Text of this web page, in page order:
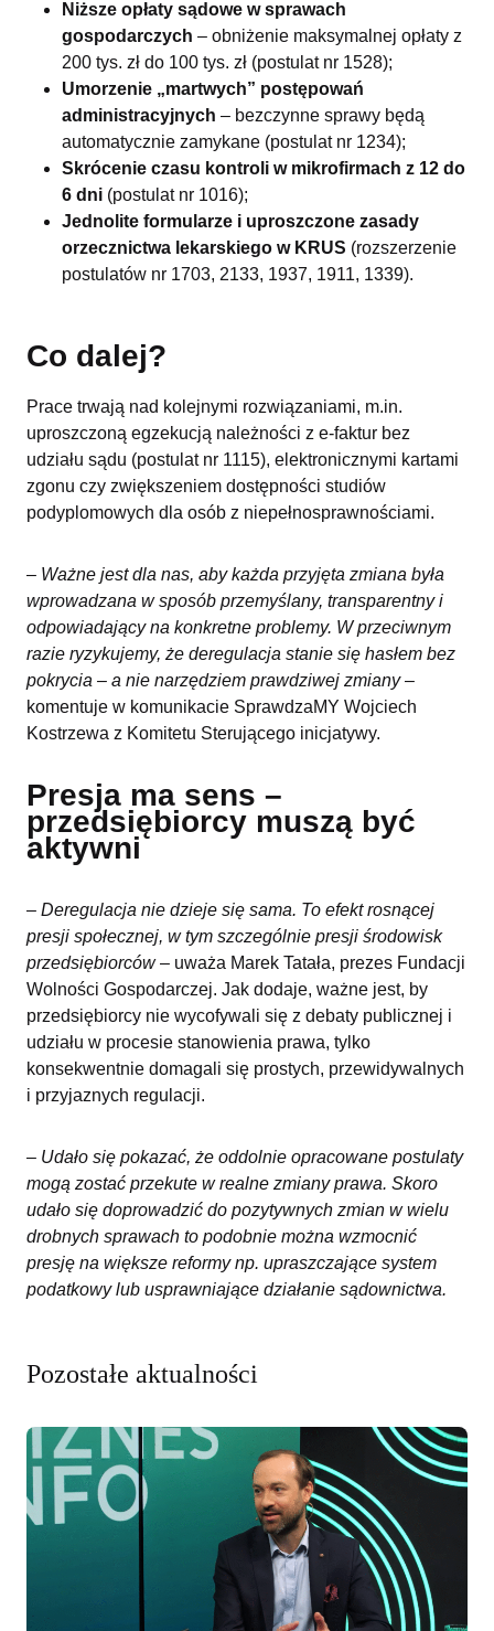
Niższe opłaty sądowe w sprawach
gospodarczych – obniżenie maksymalnej opłaty z
200 tys. zł do 100 tys. zł (postulat nr 1528);
Umorzenie „martwych” postępowań
administracyjnych – bezczynne sprawy będą
automatycznie zamykane (postulat nr 1234);
Skrócenie czasu kontroli w mikrofirmach z 12 do
6 dni (postulat nr 1016);
Jednolite formularze i uproszczone zasady
orzecznictwa lekarskiego w KRUS (rozszerzenie
postulatów nr 1703, 2133, 1937, 1911, 1339).
Co dalej?
Prace trwają nad kolejnymi rozwiązaniami, m.in.
uproszczoną egzekucją należności z e-faktur bez
udziału sądu (postulat nr 1115), elektronicznymi kartami
zgonu czy zwiększeniem dostępności studiów
podyplomowych dla osób z niepełnosprawnościami.
– Ważne jest dla nas, aby każda przyjęta zmiana była
wprowadzana w sposób przemyślany, transparentny i
odpowiadający na konkretne problemy. W przeciwnym
razie ryzykujemy, że deregulacja stanie się hasłem bez
pokrycia – a nie narzędziem prawdziwej zmiany–
komentuje w komunikacie SprawdzaMY Wojciech
Kostrzewa z Komitetu Sterującego inicjatywy.
Presja ma sens –
przedsiębiorcy muszą być
aktywni
– Deregulacja nie dzieje się sama. To efekt rosnącej
presji społecznej, w tym szczególnie presji środowisk
przedsiębiorców– uważa Marek Tatała, prezes Fundacji
Wolności Gospodarczej. Jak dodaje, ważne jest, by
przedsiębiorcy nie wycofywali się z debaty publicznej i
udziału w procesie stanowienia prawa, tylko
konsekwentnie domagali się prostych, przewidywalnych
i przyjaznych regulacji.
– Udało się pokazać, że oddolnie opracowane postulaty
mogą zostać przekute w realne zmiany prawa. Skoro
udało się doprowadzić do pozytywnych zmian w wielu
drobnych sprawach to podobnie można wzmocnić
presję na większe reformy np. upraszczające system
podatkowy lub usprawniające działanie sądownictwa.
Pozostałe aktualności